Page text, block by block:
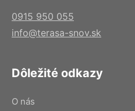
0915 950 055
info@terasa-snov.sk
Dôležité odkazy
O nás